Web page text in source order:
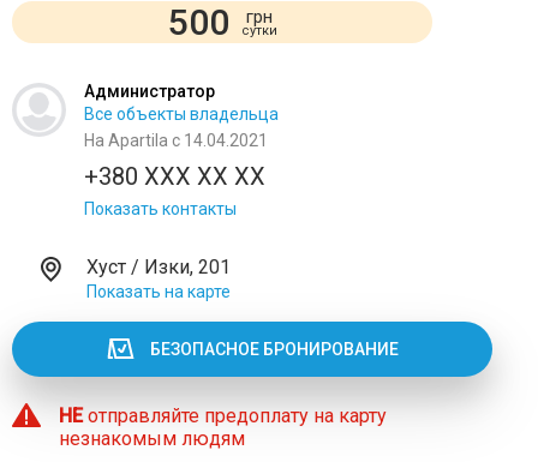
500 грн
сутки
Администратор
Все объекты владельца
На Apartila с 14.04.2021
+380 XXX XX XX
Показать контакты
Хуст / Изки, 201
Показать на карте
БЕЗОПАСНОЕ БРОНИРОВАНИЕ
НЕотправляйте предоплату на карту
незнакомым людям